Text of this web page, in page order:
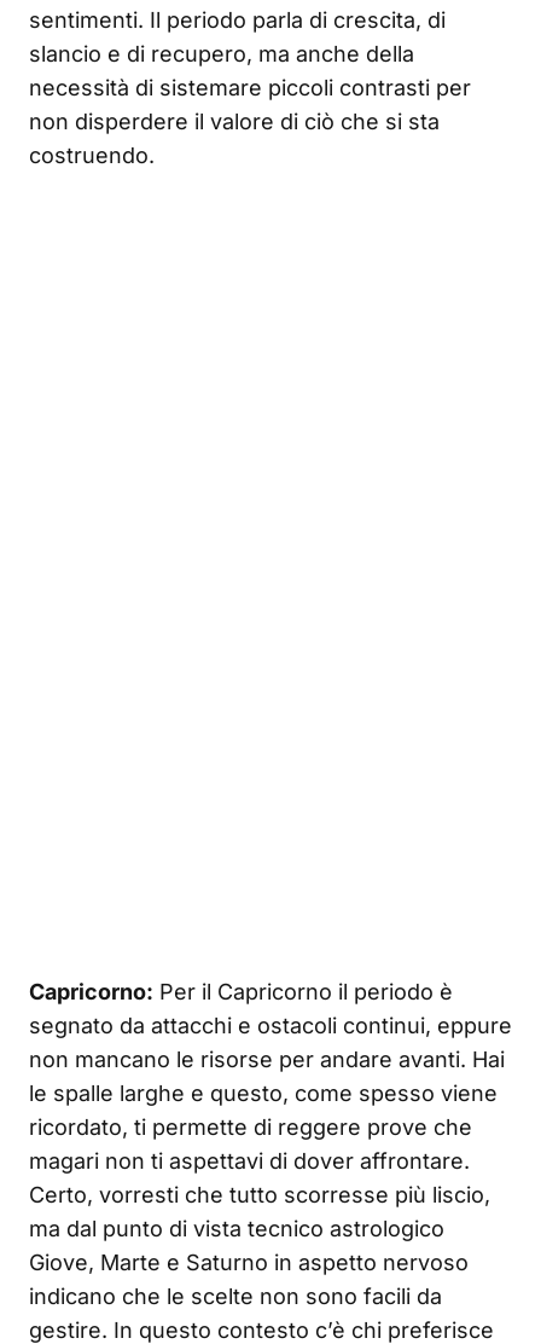
sentimenti. Il periodo parla di crescita, di
slancio e di recupero, ma anche della
necessità di sistemare piccoli contrasti per
non disperdere il valore di ciò che si sta
costruendo.
Capricorno: Per il Capricorno il periodo è
segnato da attacchi e ostacoli continui, eppure
non mancano le risorse per andare avanti. Hai
le spalle larghe e questo, come spesso viene
ricordato, ti permette di reggere prove che
magari non ti aspettavi di dover affrontare.
Certo, vorresti che tutto scorresse più liscio,
ma dal punto di vista tecnico astrologico
Giove, Marte e Saturno in aspetto nervoso
indicano che le scelte non sono facili da
gestire. In questo contesto c’è chi preferisce